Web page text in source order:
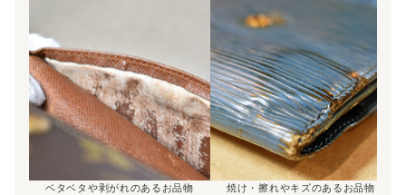
ベタベタや剥がれのあるお品物 焼け・擦れやキズのあるお品物